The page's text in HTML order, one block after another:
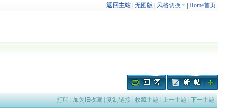
返回主站| 无图版 风格切换 Home首页
打印 | 加为IE收藏| 复制链接| 收藏主题 | 上一主题 | 下一主题